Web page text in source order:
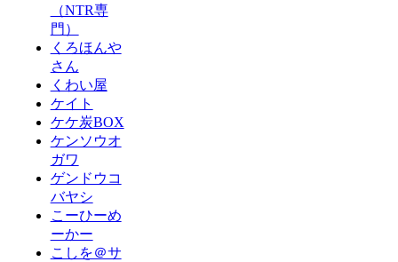
（NTR専
門）
くろほんや
さん
くわい屋
ケイト
ケケ炭BOX
ケンソウオ
ガワ
ゲンドウコ
バヤシ
こーひーめ
ーかー
こしを＠サ